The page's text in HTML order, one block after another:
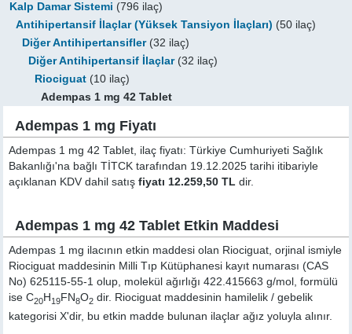
Kalp Damar Sistemi (796 ilaç)
Antihipertansif İlaçlar (Yüksek Tansiyon İlaçları) (50 ilaç)
Diğer Antihipertansifler(32 ilaç)
Diğer Antihipertansif İlaçlar(32 ilaç)
Riociguat (10 ilaç)
Adempas 1 mg 42 Tablet
Adempas 1 mg Fiyatı
Adempas 1 mg 42 Tablet, ilaç fiyatı: Türkiye Cumhuriyeti Sağlık
Bakanlığı'na bağlı TİTCK tarafından 19.12.2025 tarihi itibariyle
açıklanan KDV dahil satışfiyatı 12.259,50 TL dir.
Adempas 1 mg 42 Tablet Etkin Maddesi
Adempas 1 mg ilacının etkin maddesi olan Riociguat, orjinal ismiyle
Riociguat maddesinin Milli Tıp Kütüphanesi kayıt numarası (CAS
No) 625115-55-1 olup, molekül ağırlığı 422.415663 g/mol, formülü
ise C20H 19FN8O2 dir. Riociguat maddesinin hamilelik / gebelik
kategorisi X'dir, bu etkin madde bulunan ilaçlar ağız yoluyla alınır.